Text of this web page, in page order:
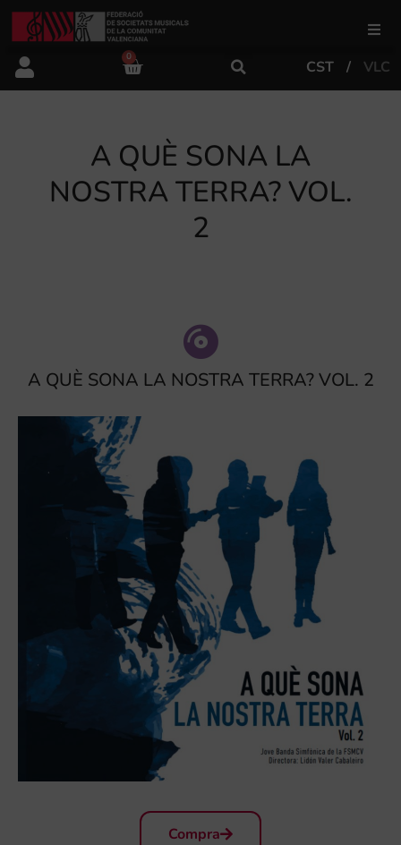
FSMCV
Área educativa
Tienda
0
CST VLC
A QUÈ SONA LA
NOSTRA TERRA? VOL.
2
A QUÈ SONA LA NOSTRA TERRA? VOL. 2
Compra